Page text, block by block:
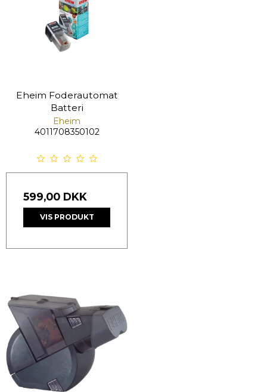
Eheim Foderautomat
Batteri
Eheim
4011708350102
599,00 DKK
VIS PRODUKT